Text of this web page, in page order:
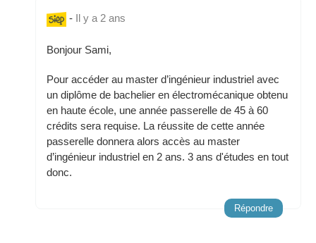
- Il y a 2 ans
Bonjour Sami,
Pour accéder au master d’ingénieur industriel avec
un diplôme de bachelier en électromécanique obtenu
en haute école, une année passerelle de 45 à 60
crédits sera requise. La réussite de cette année
passerelle donnera alors accès au master
d’ingénieur industriel en 2 ans. 3 ans d'études en tout
donc.
Répondre